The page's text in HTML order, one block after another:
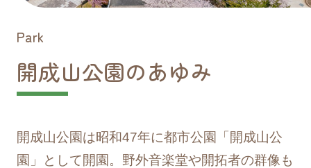
2025/11/13
テスト」募集締め切りのお知らせ
開成山公園ご利用に関するアンケート
Park
開成山公園のあゆみ
開成山公園は昭和47年に都市公園「開成山公
園」として開園。野外音楽堂や開拓者の群像も